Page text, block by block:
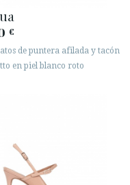
€
de puntera afilada y tacón
en piel blanco roto